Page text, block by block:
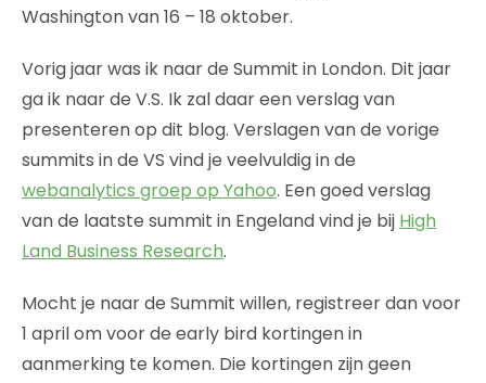
Washington van 16 – 18 oktober.
Vorig jaar was ik naar de Summit in London. Dit jaar
ga ik naar de V.S. Ik zal daar een verslag van
presenteren op dit blog. Verslagen van de vorige
summits in de VS vind je veelvuldig in de
webanalytics groep op Yahoo. Een goed verslag
van de laatste summit in Engeland vind je bij High
Land Business Research.
Mocht je naar de Summit willen, registreer dan voor
1 april om voor de early bird kortingen in
aanmerking te komen. Die kortingen zijn geen